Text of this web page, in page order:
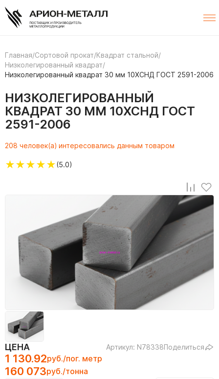
Главная/Сортовой прокат/Квадрат стальной/
Низколегированный квадрат/
Низколегированный квадрат 30 мм 10ХСНД ГОСТ 2591-2006
НИЗКОЛЕГИРОВАННЫЙ
КВАДРАТ 30 ММ 10ХСНД ГОСТ
2591-2006
208 человек(а) интересовались данным товаром
★★★★★(5.0)
ЦЕНА Артикул: N78338Поделиться
1 130.92руб./пог. метр
160 073руб./тонна